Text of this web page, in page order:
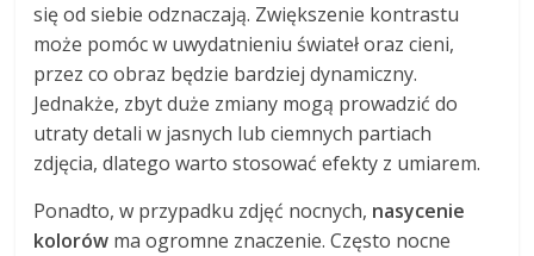
się od siebie odznaczają. Zwiększenie kontrastu
może pomóc w uwydatnieniu świateł oraz cieni,
przez co obraz będzie bardziej dynamiczny.
Jednakże, zbyt duże zmiany mogą prowadzić do
utraty detali w jasnych lub ciemnych partiach
zdjęcia, dlatego warto stosować efekty z umiarem.
Ponadto, w przypadku zdjęć nocnych, nasycenie
kolorów ma ogromne znaczenie. Często nocne